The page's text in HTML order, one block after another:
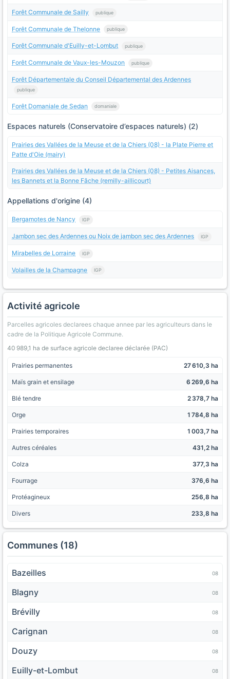
Forêt Communale de Sailly publique
Forêt Communale de Thelonne publique
Forêt Communale d'Euilly-et-Lombut publique
Forêt Communale de Vaux-les-Mouzon publique
Forêt Départementale du Conseil Départemental des Ardennes
publique
Forêt Domaniale de Sedan domaniale
Espaces naturels (Conservatoire d’espaces naturels) (2)
Prairies des Vallées de la Meuse et de la Chiers (08) - la Plate Pierre et
Patte d'Oie (mairy)
Prairies des Vallées de la Meuse et de la Chiers (08) - Petites Aisances,
les Bannets et la Bonne Fâche (remilly-aillicourt)
Appellations d'origine (4)
Bergamotes de Nancy IGP
Jambon sec des Ardennes ou Noix de jambon sec des Ardennes IGP
Mirabelles de Lorraine IGP
Volailles de la Champagne IGP
Activité agricole
Parcelles agricoles declarees chaque annee par les agriculteurs dans le
cadre de la Politique Agricole Commune.
40 989,1 ha de surface agricole declaree déclarée (PAC)
Prairies permanentes 27 610,3 ha
Maïs grain et ensilage 6 269,6 ha
Blé tendre 2 378,7 ha
Orge 1 784,8 ha
Prairies temporaires 1 003,7 ha
Autres céréales 431,2 ha
Colza 377,3 ha
Fourrage 376,6 ha
Protéagineux 256,8 ha
Divers 233,8 ha
Communes (18)
Bazeilles 08
Blagny 08
Brévilly 08
Carignan 08
Douzy 08
Euilly-et-Lombut 08